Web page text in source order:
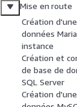
Mise en route
Création
données
instance
Création et
de base de
SQL Server
Création